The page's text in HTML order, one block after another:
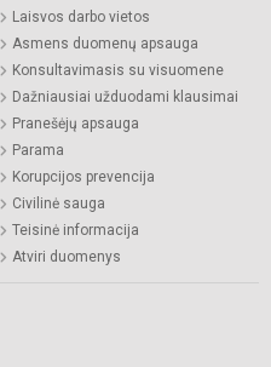
Laisvos darbo vietos
Asmens duomenų apsauga
Konsultavimasis su visuomene
Dažniausiai užduodami klausimai
Pranešėjų apsauga
Parama
Korupcijos prevencija
Civilinė sauga
Teisinė informacija
Atviri duomenys